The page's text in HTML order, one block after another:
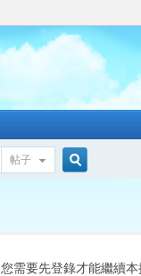
帖子
索
您需要先登錄才能繼續本